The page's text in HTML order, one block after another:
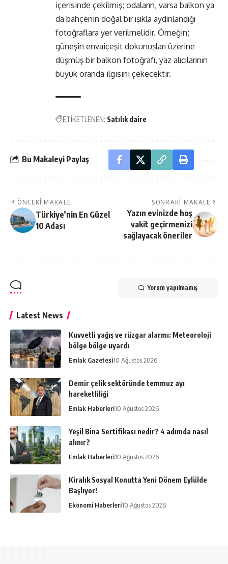
içerisinde çekilmiş; odaların, varsa balkon ya
da bahçenin doğal bir ışıkla aydınlandığı
fotoğraflara yer verilmelidir. Örneğin;
güneşin envaiçeşit dokunuşları üzerine
düşmüş bir balkon fotoğrafı, yaz alıcılarının
büyük oranda ilgisini çekecektir.
ETİKETLENEN: Satılık daire
Bu Makaleyi Paylaş
ÖNCEKI MAKALE
Türkiye’nin En Güzel
10 Adası
SONRAKI MAKALE
Yazın evinizde hoş
vakit geçirmenizi
sağlayacak öneriler
Yorum yapılmamış
Latest News
Kuvvetli yağış ve rüzgar alarmı: Meteoroloji
bölge bölge uyardı
Emlak Gazetesi10 Ağustos 2026
Demir çelik sektöründe temmuz ayı
hareketliliği
Emlak Haberleri10 Ağustos 2026
Yeşil Bina Sertifikası nedir? 4 adımda nasıl
alınır?
Emlak Haberleri10 Ağustos 2026
Kiralık Sosyal Konutta Yeni Dönem Eylülde
Başlıyor!
Ekonomi Haberleri10 Ağustos 2026